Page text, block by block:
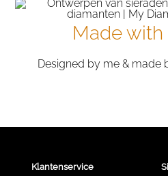
Made with
Designed by me & made
Klantenservice